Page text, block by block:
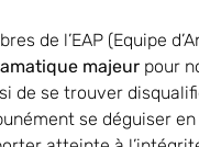
de l’EAP (Equipe
majeur pour
de se trouver
se déguiser